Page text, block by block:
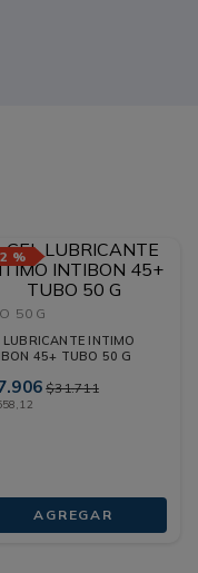
%
50 G
INTIMO
45+ TUBO 50 G
.906 $31.711
,12
AGREGAR